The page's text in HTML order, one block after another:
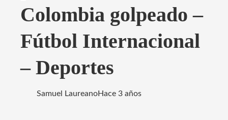
Colombia golpeado –
Fútbol Internacional
– Deportes
Samuel LaureanoHace 3 años